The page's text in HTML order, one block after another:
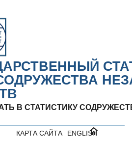
В СТАТИСТИКУ
ENGLISH
КАРТА САЙТА